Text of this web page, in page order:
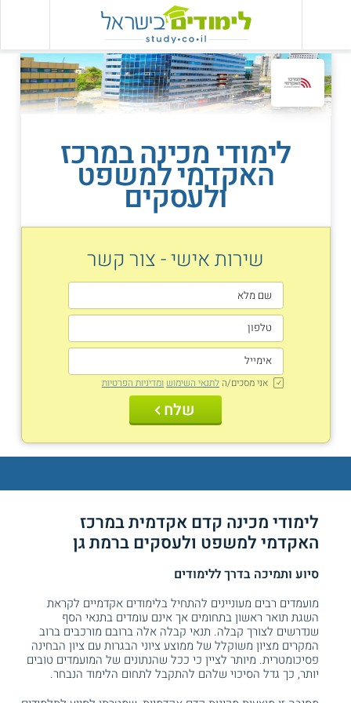
לימודי מכינה במרכז
האקדמי למשפט
ולעסקים
שירות אישי - צור קשר
אני מסכים/ה לתנאי השימוש ומדיניות הפרטיות
שלח
לימודי מכינה קדם אקדמית במרכז
האקדמי למשפט ולעסקים ברמת גן
סיוע ותמיכה בדרך ללימודים
מועמדים רבים מעוניינים להתחיל בלימודים אקדמיים לקראת
השגת תואר ראשון בתחומים אך אינם עומדים בתנאי הסף
שנדרשים לצורך קבלה. תנאי קבלה אלה ברובם מורכבים ברוב
המקרים מציון משוקלל של ממוצע ציוני הבגרות עם ציון הבחינה
פסיכומטרית. מיותר לציין כי ככל שהנתונים של המועמדים טובים
יותר, כך גדל הסיכוי שלהם להתקבל לתחום הלימוד הנבחר.